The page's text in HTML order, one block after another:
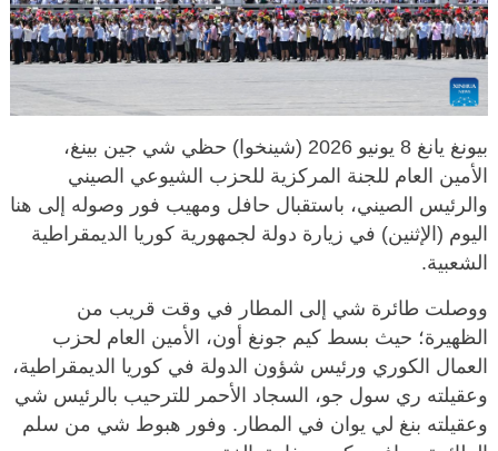
بيونغ يانغ 8 يونيو 2026 (شينخوا) حظي شي جين بينغ،
الأمين العام للجنة المركزية للحزب الشيوعي الصيني
والرئيس الصيني، باستقبال حافل ومهيب فور وصوله إلى هنا
اليوم (الإثنين) في زيارة دولة لجمهورية كوريا الديمقراطية
الشعبية.
ووصلت طائرة شي إلى المطار في وقت قريب من
الظهيرة؛ حيث بسط كيم جونغ أون، الأمين العام لحزب
العمال الكوري ورئيس شؤون الدولة في كوريا الديمقراطية،
وعقيلته ري سول جو، السجاد الأحمر للترحيب بالرئيس شي
وعقيلته بنغ لي يوان في المطار. وفور هبوط شي من سلم